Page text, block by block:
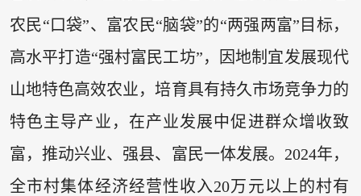
农民“口袋”、富农民“脑袋”的“两强两富”目标，
高水平打造“强村富民工坊”，因地制宜发展现代
山地特色高效农业，培育具有持久市场竞争力的
特色主导产业，在产业发展中促进群众增收致
富，推动兴业、强县、富民一体发展。2024年，
全市村集体经济经营性收入20万元以上的村有